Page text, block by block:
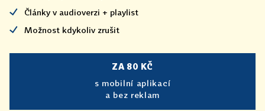
Články v audioverzi + playlist
Možnost kdykoliv zrušit
ZA 80 KČ
s mobilní aplikací
a bez reklam